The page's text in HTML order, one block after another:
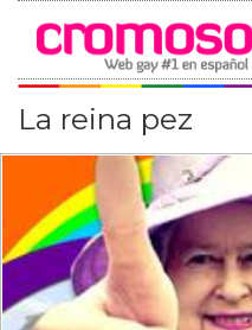
La reina pez